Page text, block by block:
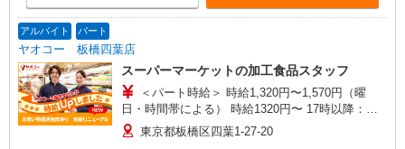
トさんの時給や募集内容はお問い合わせください
アルバイト パート
ヤオコー 板橋四葉店
スーパーマーケットの加工食品スタッフ
＜パート時給＞ 時給1,320円〜1,570円（曜
日・時間帯による） 時給1320円〜 17時以降：時
給1470円〜 ★土曜＋100円 ★日・祝＋100円 ※ア
ルバイトさんの時給や募集内容はお問い合わせく
東京都板橋区四葉1-27-20